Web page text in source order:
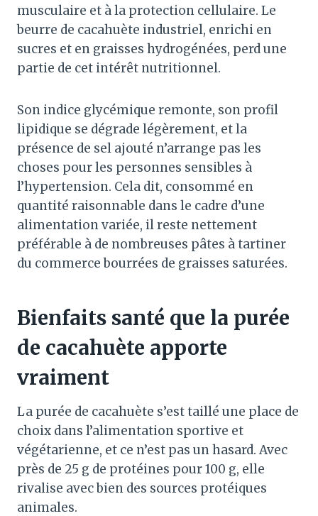
musculaire et à la protection cellulaire. Le
beurre de cacahuète industriel, enrichi en
sucres et en graisses hydrogénées, perd une
partie de cet intérêt nutritionnel.
Son indice glycémique remonte, son profil
lipidique se dégrade légèrement, et la
présence de sel ajouté n’arrange pas les
choses pour les personnes sensibles à
l’hypertension. Cela dit, consommé en
quantité raisonnable dans le cadre d’une
alimentation variée, il reste nettement
préférable à de nombreuses pâtes à tartiner
du commerce bourrées de graisses saturées.
Bienfaits santé que la purée
de cacahuète apporte
vraiment
La purée de cacahuète s’est taillé une place de
choix dans l’alimentation sportive et
végétarienne, et ce n’est pas un hasard. Avec
près de 25 g de protéines pour 100 g, elle
rivalise avec bien des sources protéiques
animales.